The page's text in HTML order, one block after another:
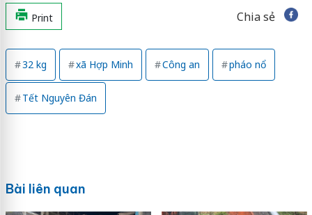
Print Chia sẻ
32 kg xã Hợp Minh Công an pháo nổ
Tết Nguyên Đán
Bài liên quan